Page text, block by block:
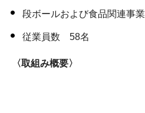
段ボールおよび食品関連事業
従業員数 58名
〈取組み概要〉